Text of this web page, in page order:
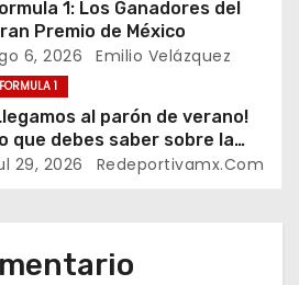
1: Los Ganadores del
Premio de México
6, 2026 Emilio Velázquez
FORMULA 1
al parón de verano!
que debes saber sobre la
de la temporada 2026 de
29, 2026 Redeportivamx.com